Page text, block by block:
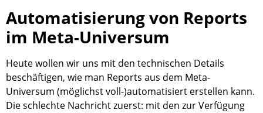
Automatisierung von Reports
im Meta-Universum
Heute wollen wir uns mit den technischen Details
beschäftigen, wie man Reports aus dem Meta-
Universum (möglichst voll-)automatisiert erstellen kann.
Die schlechte Nachricht zuerst: mit den zur Verfügung